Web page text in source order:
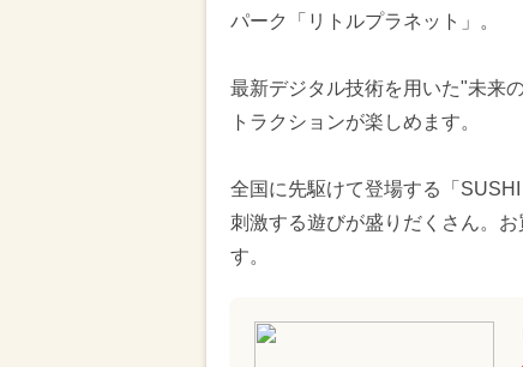
パーク「リトルプラネット」。
最新デジタル技術を用いた"未来
トラクションが楽しめます。
全国に先駆けて登場する「
刺激する遊びが盛りだくさん。
す。